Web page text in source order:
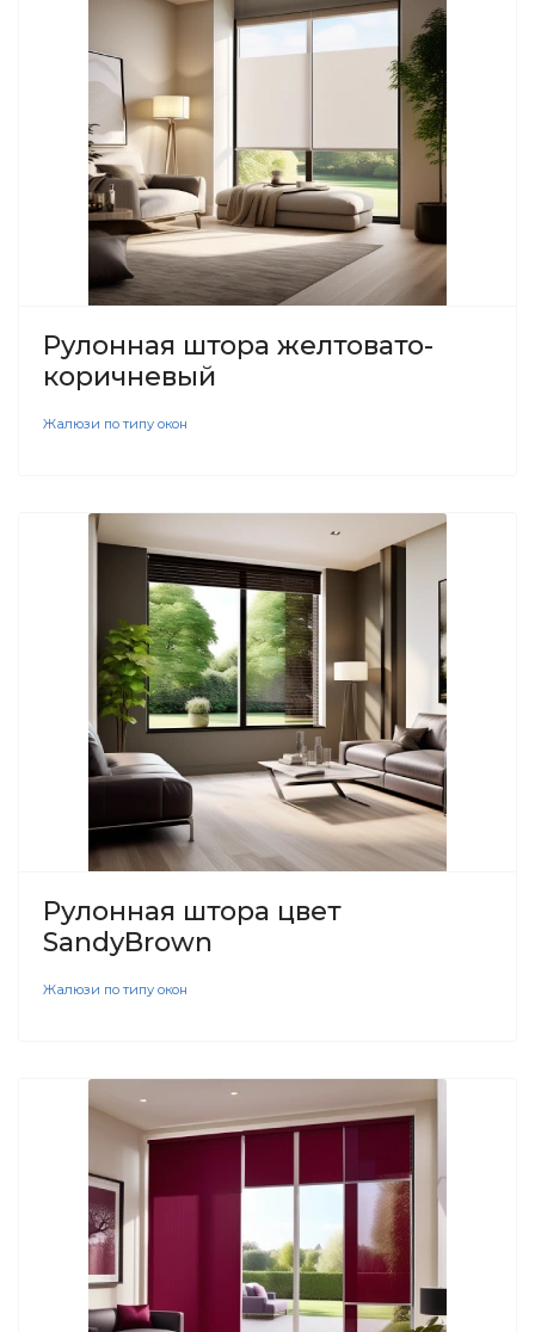
Рулонная штора желтовато-
коричневый
Жалюзи по типу окон
Рулонная штора цвет
SandyBrown
Жалюзи по типу окон